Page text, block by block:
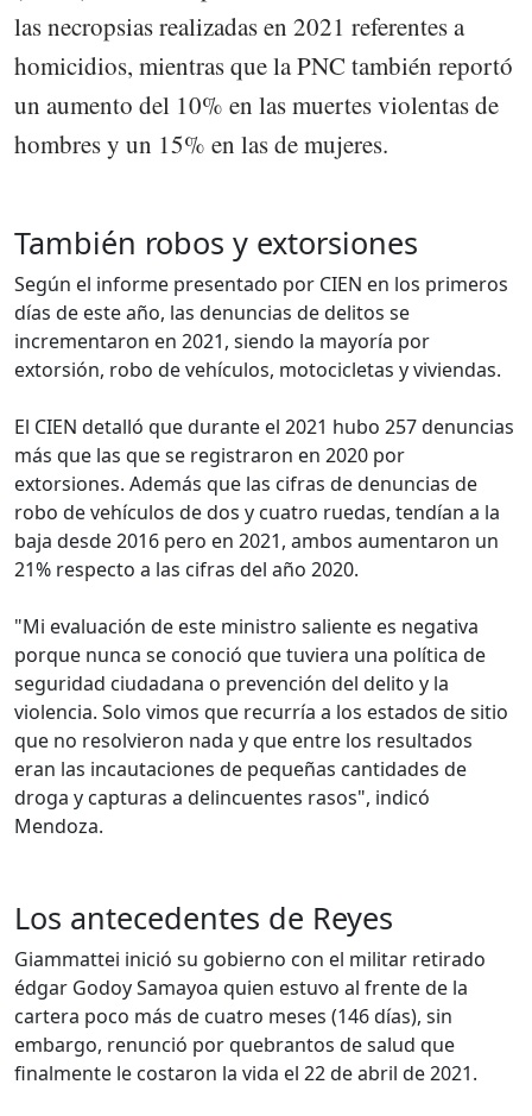
las necropsias realizadas en 2021 referentes a
homicidios, mientras que la PNC también reportó
un aumento del 10% en las muertes violentas de
hombres y un 15% en las de mujeres.
También robos y extorsiones
Según el informe presentado por CIEN en los primeros
días de este año, las denuncias de delitos se
incrementaron en 2021, siendo la mayoría por
extorsión, robo de vehículos, motocicletas y viviendas.
El CIEN detalló que durante el 2021 hubo 257 denuncias
más que las que se registraron en 2020 por
extorsiones. Además que las cifras de denuncias de
robo de vehículos de dos y cuatro ruedas, tendían a la
baja desde 2016 pero en 2021, ambos aumentaron un
21% respecto a las cifras del año 2020.
"Mi evaluación de este ministro saliente es negativa
porque nunca se conoció que tuviera una política de
seguridad ciudadana o prevención del delito y la
violencia. Solo vimos que recurría a los estados de sitio
que no resolvieron nada y que entre los resultados
eran las incautaciones de pequeñas cantidades de
droga y capturas a delincuentes rasos", indicó
Mendoza.
Los antecedentes de Reyes
Giammattei inició su gobierno con el militar retirado
édgar Godoy Samayoa quien estuvo al frente de la
cartera poco más de cuatro meses (146 días), sin
embargo, renunció por quebrantos de salud que
finalmente le costaron la vida el 22 de abril de 2021.